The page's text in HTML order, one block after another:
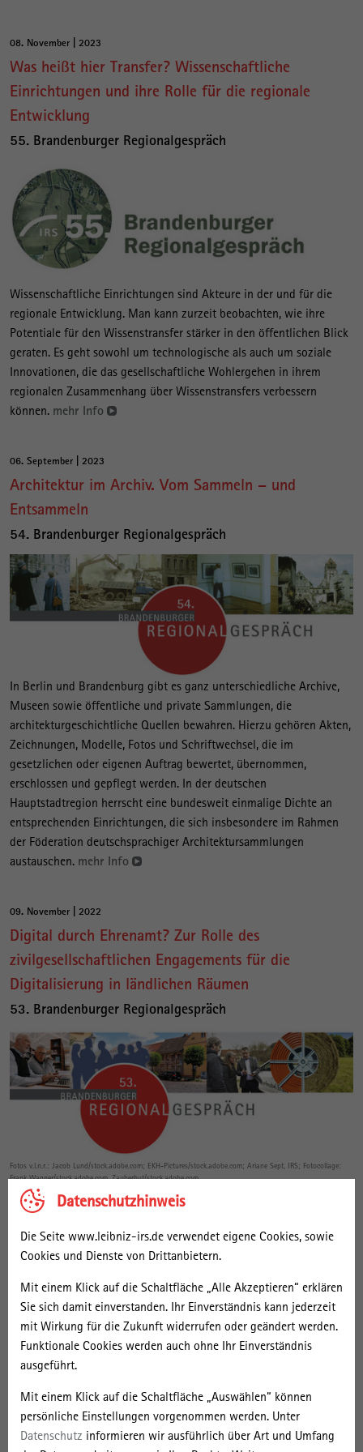
Datenschutzhinweis
Die Seite www.leibniz-irs.de verwendet eigene Cookies, sowie
Cookies und Dienste von Drittanbietern.
Mit einem Klick auf die Schaltfläche „Alle Akzeptieren“ erklären
Sie sich damit einverstanden. Ihr Einverständnis kann jederzeit
mit Wirkung für die Zukunft widerrufen oder geändert werden.
Funktionale Cookies werden auch ohne Ihr Einverständnis
ausgeführt.
Mit einem Klick auf die Schaltfläche „Auswählen“ können
persönliche Einstellungen vorgenommen werden. Unter
Datenschutz informieren wir ausführlich über Art und Umfang
08. November | 2023
Was heißt hier Transfer? Wissenschaftliche
Einrichtungen und ihre Rolle für die regionale
Entwicklung
55. Brandenburger Regionalgespräch
Wissenschaftliche Einrichtungen sind Akteure in der und für die
regionale Entwicklung. Man kann zurzeit beobachten, wie ihre
Potentiale für den Wissenstransfer stärker in den öffentlichen Blick
geraten. Es geht sowohl um technologische als auch um soziale
Innovationen, die das gesellschaftliche Wohlergehen in ihrem
regionalen Zusammenhang über Wissenstransfers verbessern
können. mehr Info
06. September | 2023
Architektur im Archiv. Vom Sammeln – und
Entsammeln
54. Brandenburger Regionalgespräch
In Berlin und Brandenburg gibt es ganz unterschiedliche Archive,
Museen sowie öffentliche und private Sammlungen, die
architekturgeschichtliche Quellen bewahren. Hierzu gehören Akten,
Zeichnungen, Modelle, Fotos und Schriftwechsel, die im
gesetzlichen oder eigenen Auftrag bewertet, übernommen,
erschlossen und gepflegt werden. In der deutschen
Hauptstadtregion herrscht eine bundesweit einmalige Dichte an
entsprechenden Einrichtungen, die sich insbesondere im Rahmen
der Föderation deutschsprachiger Architektursammlungen
austauschen. mehr Info
09. November | 2022
Digital durch Ehrenamt? Zur Rolle des
zivilgesellschaftlichen Engagements für die
Digitalisierung in ländlichen Räumen
53. Brandenburger Regionalgespräch
Fotos v.l.n.r.: Jacob Lund/stock.adobe.com; EKH-Pictures/stock.adobe.com; Ariane Sept, IRS; Fotocollage:
Frank Wagner/stock.adobe.com, Zauberhut/stock.adobe.com
Digitalisierung ist für viele Akteure ein zentrales Mittel zur
Steigerung der Attraktivität ländlicher Räume. Seien es digitale
Lösungen zur Daseinsvorsorge, die Steigerung der Medien- und
Informationskompetenz der Bürger*innen oder die Unterstützung
bloß als staatliche oder privatwirtschaftliche Aufgaben angesehen,
sondern sind die Grundlage von zivilgesellschaftlichem
Engagement.mehr Info
Großwohnsiedlungen: Was heißt hier soziale
Mischung?